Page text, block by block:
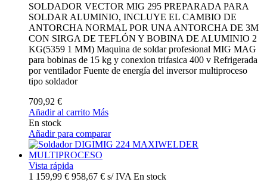
SOLDADOR VECTOR MIG 295 PREPARADA PARA
SOLDAR ALUMINIO, INCLUYE EL CAMBIO DE
ANTORCHA NORMAL POR UNA ANTORCHA DE 3M
CON SIRGA DE TEFLÓN Y BOBINA DE ALUMINIO 2
KG(5359 1 MM) Maquina de soldar profesional MIG MAG
para bobinas de 15 kg y conexion trifasica 400 v Refrigerada
por ventilador Fuente de energía del inversor multiproceso
tipo soldador
709,92 €
Añadir al carrito Más
En stock
Añadir para comparar
Vista rápida
1 159,99 € 958,67 € s/ IVA En stock